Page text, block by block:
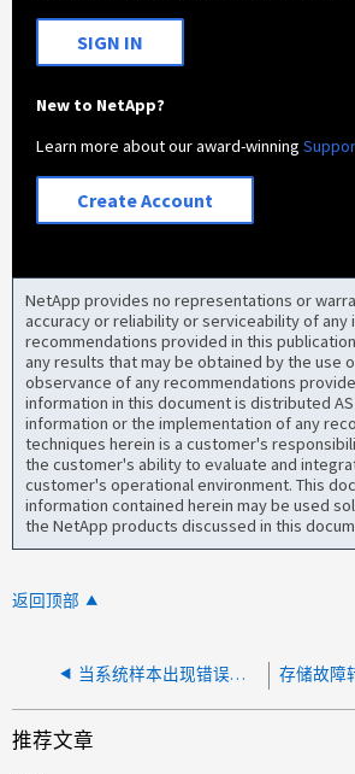
SIGN IN
New to NetApp?
Learn more about our award-winning
Create Account
NetApp provides no representations or
accuracy or reliability or serviceability of any
recommendations provided in this
any results that may be obtained by the use
observance of any recommendations
information in this document is distributed
information or the implementation of any
techniques herein is a customer's
the customer's ability to evaluate and
customer's operational environment. This
information contained herein may be used
the NetApp products discussed in this
返回顶部
当系统样本出现错误时，“statistics top file/client show”命令失败
推荐文章